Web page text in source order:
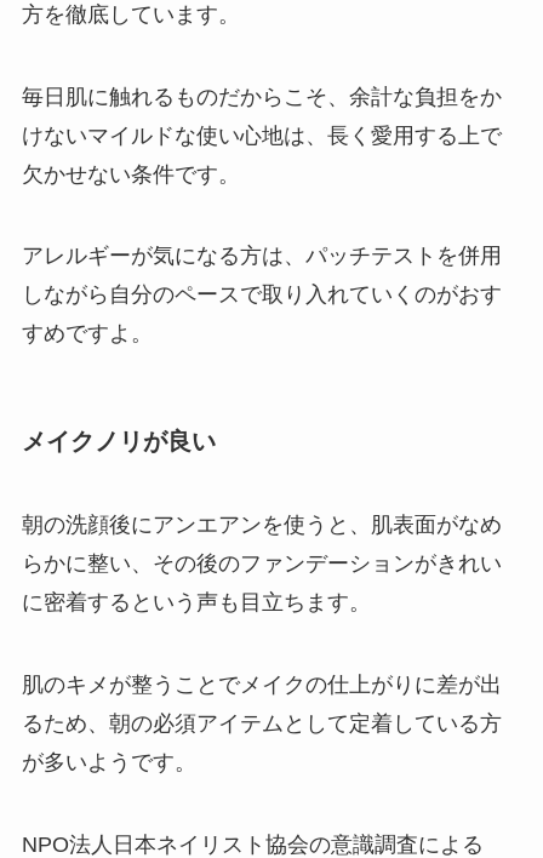
方を徹底しています。
毎日肌に触れるものだからこそ、余計な負担をか
けないマイルドな使い心地は、長く愛用する上で
欠かせない条件です。
アレルギーが気になる方は、パッチテストを併用
しながら自分のペースで取り入れていくのがおす
すめですよ。
メイクノリが良い
朝の洗顔後にアンエアンを使うと、肌表面がなめ
らかに整い、その後のファンデーションがきれい
に密着するという声も目立ちます。
肌のキメが整うことでメイクの仕上がりに差が出
るため、朝の必須アイテムとして定着している方
が多いようです。
NPO法人日本ネイリスト協会の意識調査による